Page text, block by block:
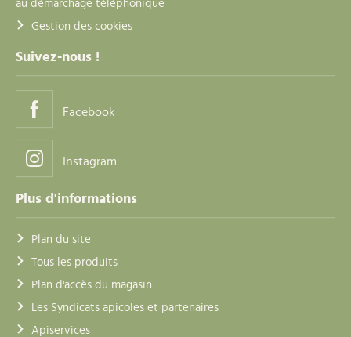
au démarchage téléphonique
Gestion des cookies
Suivez-nous !
Facebook
Instagram
Plus d'informations
Plan du site
Tous les produits
Plan d'accès du magasin
Les Syndicats apicoles et partenaires
Apiservices